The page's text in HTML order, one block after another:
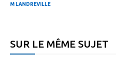
M LANDREVILLE
SUR LE MÊME SUJET